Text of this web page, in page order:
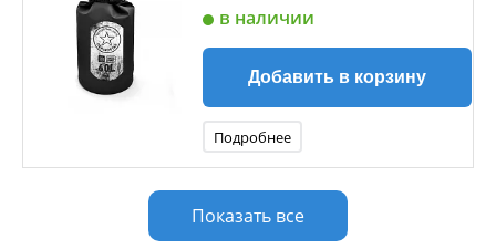
в наличии
Добавить в корзину
Подробнее
Показать все